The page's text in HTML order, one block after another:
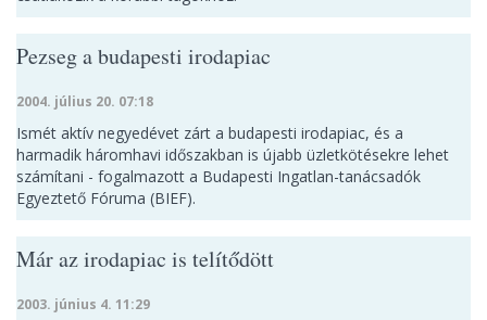
Pezseg a budapesti irodapiac
2004. július 20. 07:18
Ismét aktív negyedévet zárt a budapesti irodapiac, és a
harmadik háromhavi időszakban is újabb üzletkötésekre lehet
számítani - fogalmazott a Budapesti Ingatlan-tanácsadók
Egyeztető Fóruma (BIEF).
Már az irodapiac is telítődött
2003. június 4. 11:29